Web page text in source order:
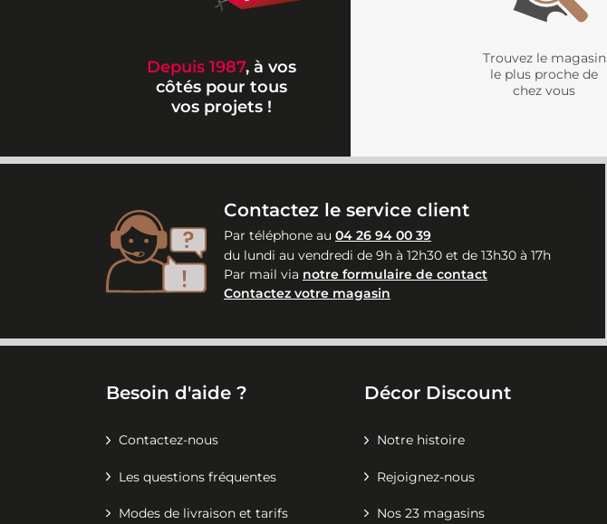
Depuis 1987, à vos
côtés pour tous
vos projets !
Trouvez le magasin
le plus proche de
chez vous
Contactez le service client
Par téléphone au 04 26 94 00 39
du lundi au vendredi de 9h à 12h30 et de 13h30 à 17h
Par mail via notre formulaire de contact
Contactez votre magasin
Besoin d'aide ?
Contactez-nous
Les questions fréquentes
Modes de livraison et tarifs
Décor Discount
Notre histoire
Rejoignez-nous
Nos 23 magasins